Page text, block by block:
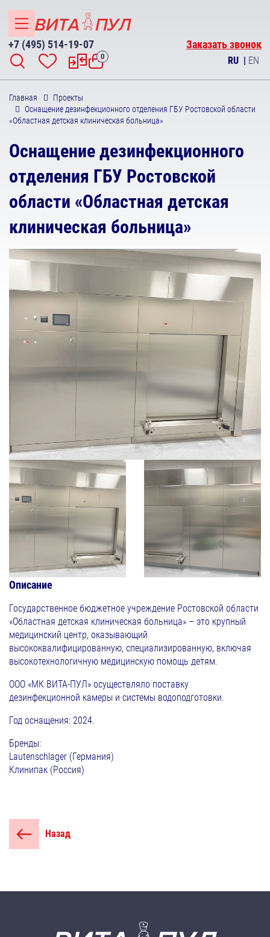
+7 (495) 514-19-07 Заказать звонок
0 RU | EN
Главная
Проекты
Оснащение дезинфекционного отделения ГБУ Ростовской области
«Областная детская клиническая больница»
Оснащение дезинфекционного
отделения ГБУ Ростовской
области «Областная детская
клиническая больница»
Описание
Государственное бюджетное учреждение Ростовской области
«Областная детская клиническая больница» – это крупный
медицинский центр, оказывающий
высококвалифицированную, специализированную, включая
высокотехнологичную медицинскую помощь детям.
ООО «МК ВИТА-ПУЛ» осуществляло поставку
дезинфекционной камеры и системы водоподготовки.
Год оснащения: 2024.
Бренды:
Lautenschlager (Германия)
Клинипак (Россия)
Назад